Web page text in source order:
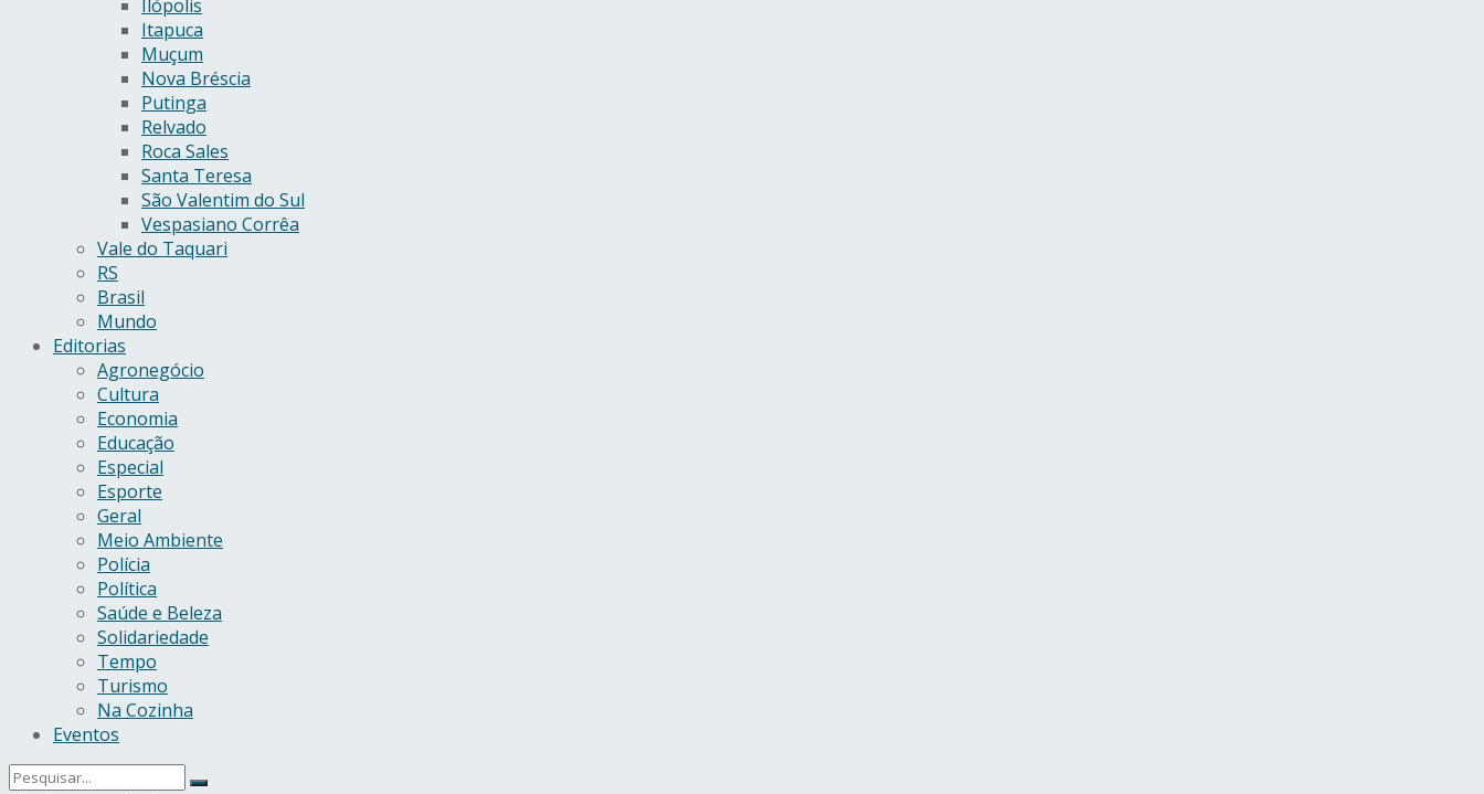
Ilópolis
Itapuca
Muçum
Nova Bréscia
Putinga
Relvado
Roca Sales
Santa Teresa
São Valentim do Sul
Vespasiano Corrêa
Vale do Taquari
RS
Brasil
Mundo
Editorias
Agronegócio
Cultura
Economia
Educação
Especial
Esporte
Geral
Meio Ambiente
Polícia
Política
Saúde e Beleza
Solidariedade
Tempo
Turismo
Na Cozinha
Eventos